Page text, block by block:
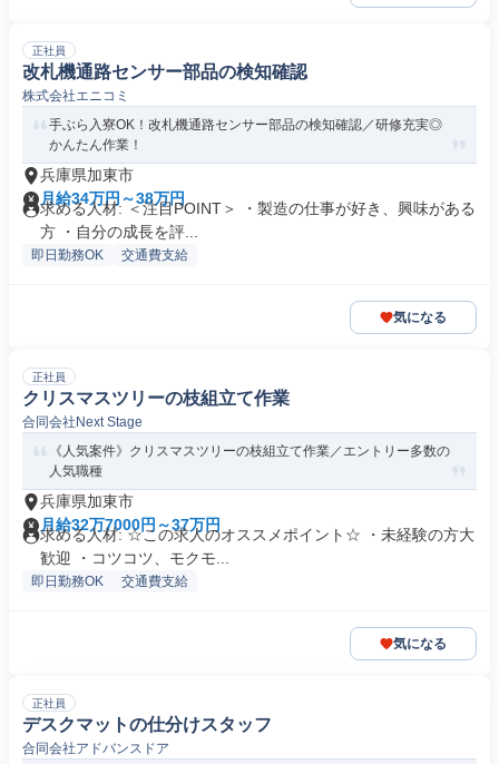
正社員
改札機通路センサー部品の検知確認
株式会社エニコミ
手ぶら入寮OK！改札機通路センサー部品の検知確認／研修充実◎
かんたん作業！
兵庫県加東市
月給34万円～38万円
求める人材: ＜注目POINT＞ ・製造の仕事が好き、興味がある
方 ・自分の成長を評...
即日勤務OK 交通費支給
気になる
正社員
クリスマスツリーの枝組立て作業
合同会社Next Stage
《人気案件》クリスマスツリーの枝組立て作業／エントリー多数の
人気職種
兵庫県加東市
月給32万7000円～37万円
求める人材: ☆この求人のオススメポイント☆ ・未経験の方大
歓迎 ・コツコツ、モクモ...
即日勤務OK 交通費支給
気になる
正社員
デスクマットの仕分けスタッフ
合同会社アドバンスドア